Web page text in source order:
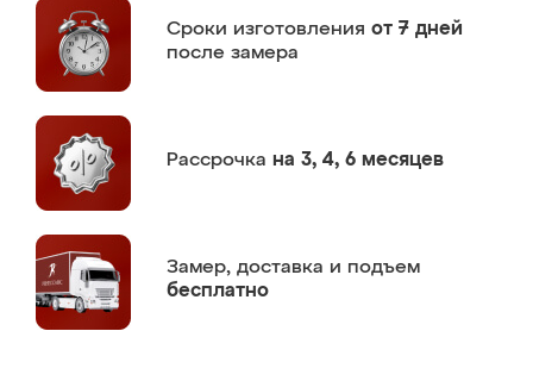
Сроки изготовления от 7 дней
после замера
Рассрочка на 3, 4, 6 месяцев
Замер, доставка и подъем
бесплатно